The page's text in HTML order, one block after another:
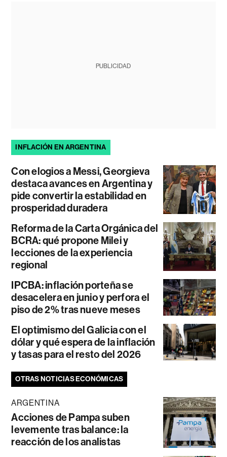
PUBLICIDAD
INFLACIÓN EN ARGENTINA
Con elogios a Messi, Georgieva
destaca avances en Argentina y
pide convertir la estabilidad en
prosperidad duradera
Reforma de la Carta Orgánica del
BCRA: qué propone Milei y
lecciones de la experiencia
regional
IPCBA: inflación porteña se
desacelera en junio y perfora el
piso de 2% tras nueve meses
El optimismo del Galicia con el
dólar y qué espera de la inflación
y tasas para el resto del 2026
OTRAS NOTICIAS ECONÓMICAS
ARGENTINA
Acciones de Pampa suben
levemente tras balance: la
reacción de los analistas